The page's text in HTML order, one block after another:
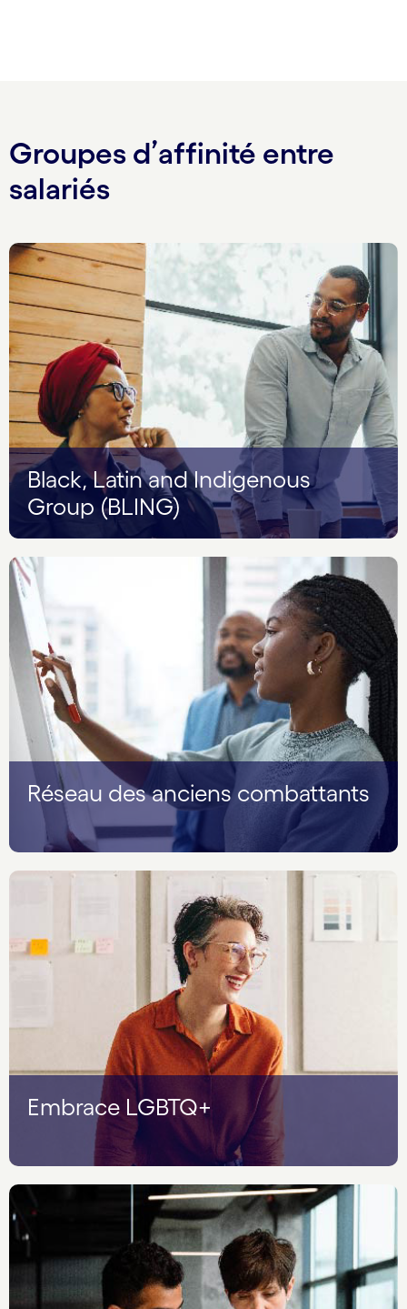
Groupes d’affinité entre
salariés
Black, Latin and Indigenous
Group (BLING)
Réseau des anciens combattants
Embrace LGBTQ+